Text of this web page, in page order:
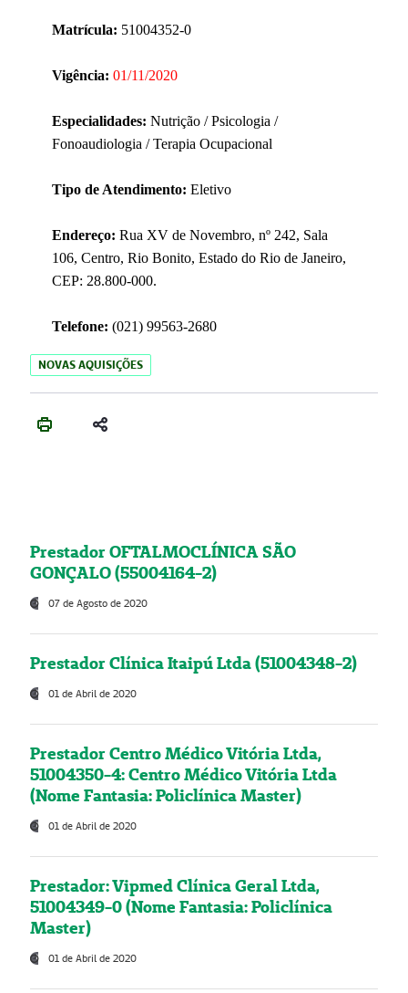
Matrícula: 51004352-0
Vigência: 01/11/2020
Especialidades: Nutrição / Psicologia /
Fonoaudiologia / Terapia Ocupacional
Tipo de Atendimento: Eletivo
Endereço: Rua XV de Novembro, nº 242, Sala
106, Centro, Rio Bonito, Estado do Rio de Janeiro,
CEP: 28.800-000.
Telefone: (021) 99563-2680
NOVAS AQUISIÇÕES
Prestador OFTALMOCLÍNICA SÃO
GONÇALO (55004164-2)
07 de Agosto de 2020
Prestador Clínica Itaipú Ltda (51004348-2)
01 de Abril de 2020
Prestador Centro Médico Vitória Ltda,
51004350-4: Centro Médico Vitória Ltda
(Nome Fantasia: Policlínica Master)
01 de Abril de 2020
Prestador: Vipmed Clínica Geral Ltda,
51004349-0 (Nome Fantasia: Policlínica
Master)
01 de Abril de 2020